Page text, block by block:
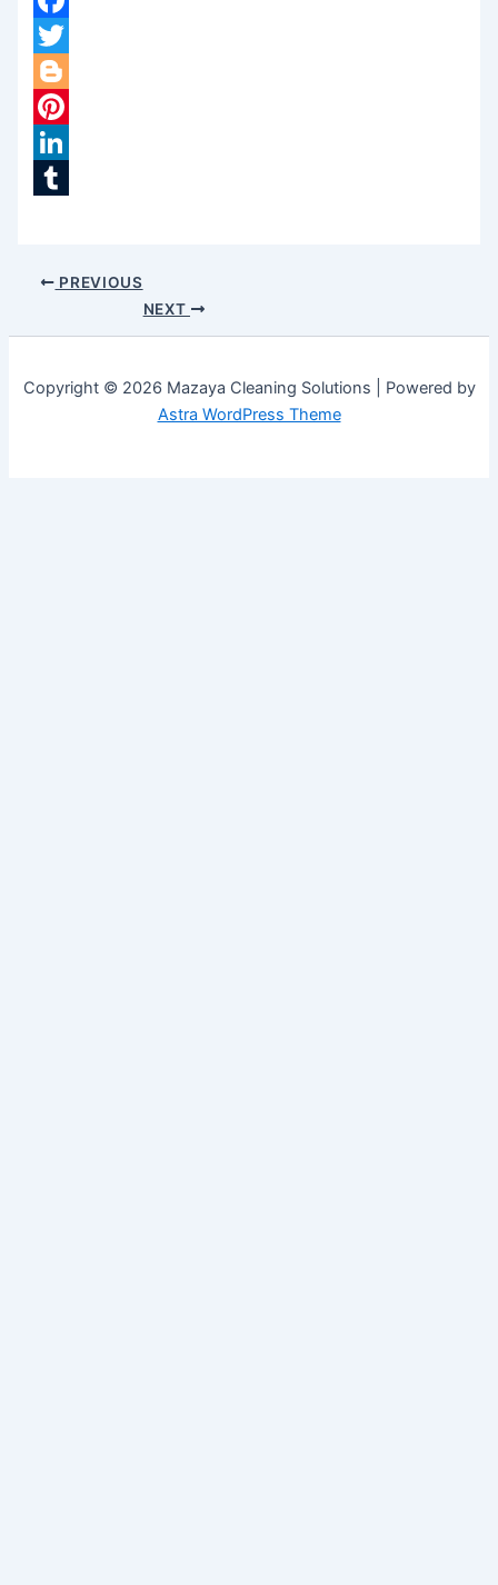
Facebook
Twitter
Blogger
Pinterest
LinkedIn
PREVIOUS
NEXT
Copyright © 2026 Mazaya Cleaning Solutions | Powered by
Astra WordPress Theme